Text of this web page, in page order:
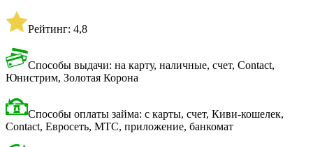
Рейтинг: 4,8
Способы выдачи: на карту, наличные, счет, Contact,
Юнистрим, Золотая Корона
Способы оплаты займа: с карты, счет, Киви-кошелек,
Contact, Евросеть, МТС, приложение, банкомат